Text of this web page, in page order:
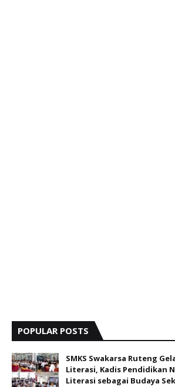
POPULAR POSTS
SMKS Swakarsa Ruteng
Literasi, Kadis Pendidikan
Literasi sebagai Budaya